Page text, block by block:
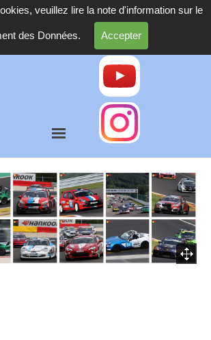
veuillez lire la note d'information sur le
des Données. Accepter